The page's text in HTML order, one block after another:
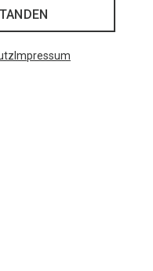
Impressum